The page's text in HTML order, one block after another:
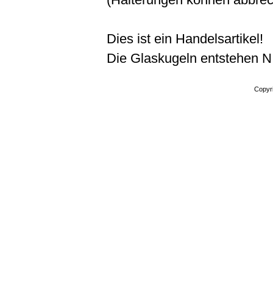
Dies ist ein Handelsartikel!
Die Glaskugeln entstehen